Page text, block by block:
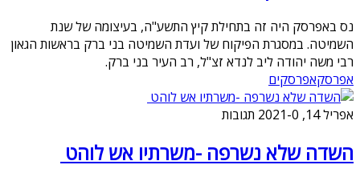
נס באפרסק היה זה בתחילת קיץ התשע"ה, בעיצומה של שנת
השמיטה. במסגרת הפיקוח של ועדת השמיטה בני ברק בראשות הגאון
רבי משה יהודה ליב לנדא זצ"ל, רב העיר בני ברק.
אפרסקאפרסקים
אפריל 14, 2021
-0 תגובות
השדה שלא נשרפה -משרתיו אש לוהט